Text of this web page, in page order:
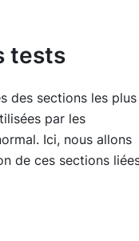
tests
des sections les plus
par les
Ici, nous allons
de ces sections